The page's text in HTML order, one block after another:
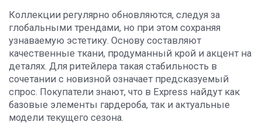
Коллекции регулярно обновляются, следуя за
глобальными трендами, но при этом сохраняя
узнаваемую эстетику. Основу составляют
качественные ткани, продуманный крой и акцент на
деталях. Для ритейлера такая стабильность в
сочетании с новизной означает предсказуемый
спрос. Покупатели знают, что в Express найдут как
базовые элементы гардероба, так и актуальные
модели текущего сезона.